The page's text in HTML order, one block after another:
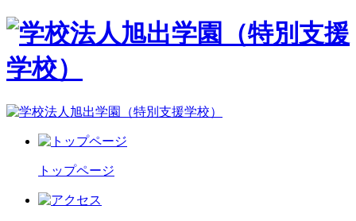
トップページ